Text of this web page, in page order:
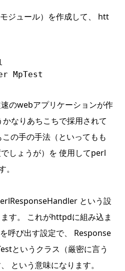
ジュール）を作成して、 htt
MpTest
のwebアプリケーションが作
なりあちこちで採用されて
の手の手法（といってもも
しょうが）を 使用してperl
という設
す。 これがhttpdに組み込ま
呼び出す設定で、 Response
というクラス（厳密に言う
という意味になります。